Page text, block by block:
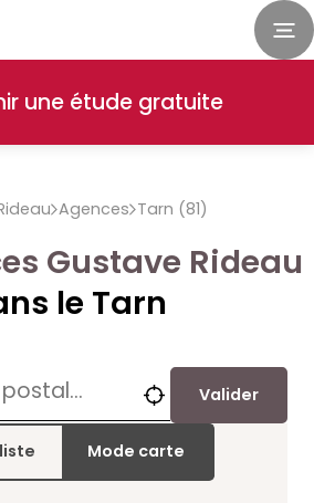
une étude gratuite
Agences Tarn (81)
Gustave Rideau
le Tarn
Valider
Mode carte